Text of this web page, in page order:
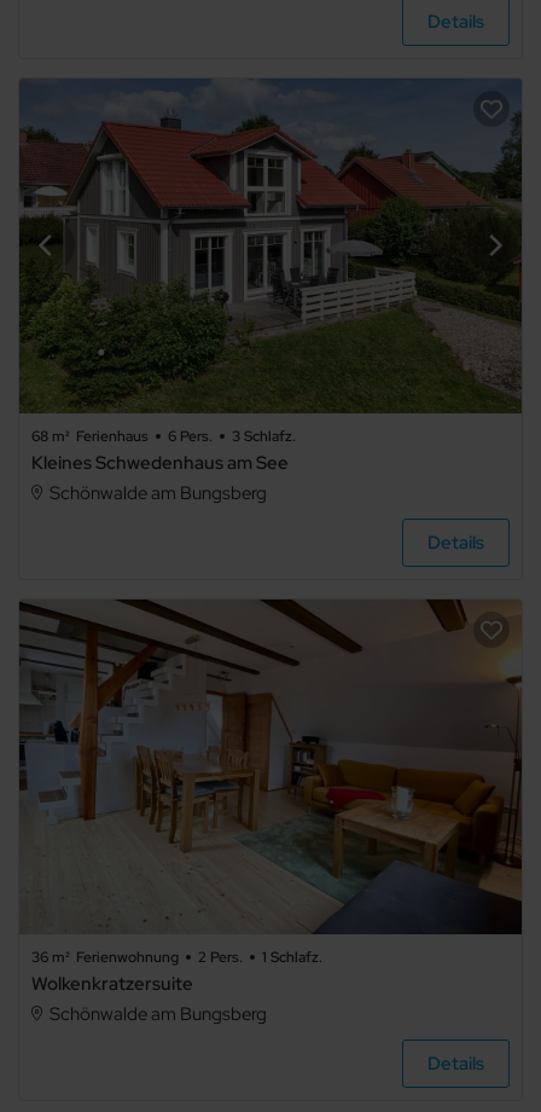
Details
68 m² Ferienhaus 6 Pers. 3 Schlafz.
Kleines Schwedenhaus am See
Schönwalde am Bungsberg
Details
36 m² Ferienwohnung 2 Pers. 1 Schlafz.
Wolkenkratzersuite
Schönwalde am Bungsberg
Details